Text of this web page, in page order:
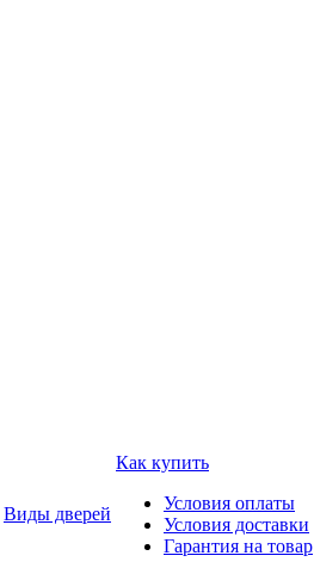
Виды дверей
Как купить
Условия оплаты
Условия доставки
Гарантия на товар